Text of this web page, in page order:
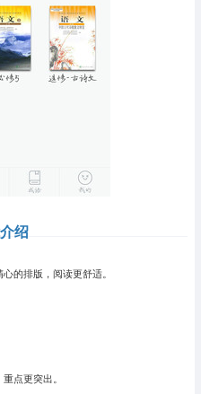
绍
的排版，阅读更舒适。
点更突出。